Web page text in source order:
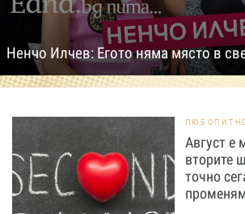
Ненчо Илчев: Егото няма място в
Август е
вторите
точно